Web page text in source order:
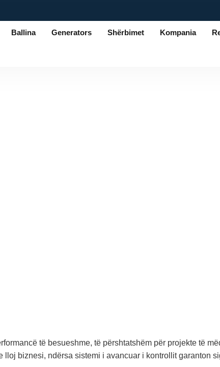
Ballina Generators Shërbimet Kompania
të besueshme, të përshtatshëm për projekte të
lloj biznesi, ndërsa sistemi i avancuar i kontrollit garanton